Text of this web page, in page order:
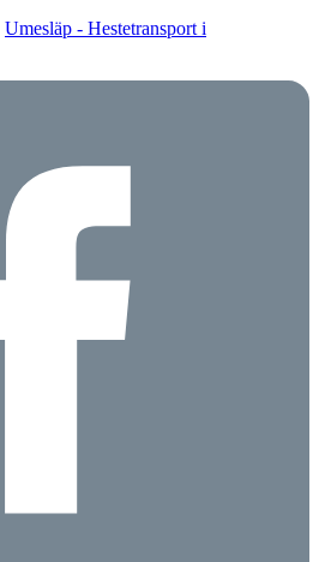
Umesläp - Hestetransport i